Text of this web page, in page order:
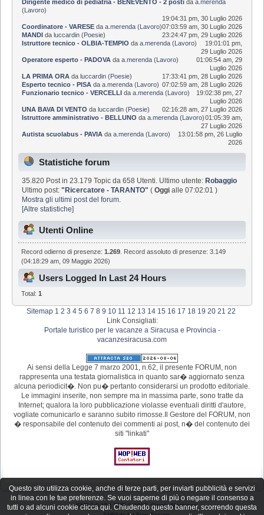
Dirigente medico di pediatria - BENEVENTO - 2 postida a.merenda
(Lavoro)
19:04:31 pm, 30 Luglio 2026
Coordinatore - VARESEda a.merenda(Lavoro)07:03:59 am, 30 Luglio 2026
MANDIda luccardin(Poesie)
23:24:47 pm, 29 Luglio 2026
Istruttore tecnico - OLBIA-TEMPIO da a.merenda(Lavoro)
19:01:01 pm,
29 Luglio 2026
Operatore esperto - PADOVAda a.merenda(Lavoro)
01:06:54 am, 29
Luglio 2026
LA PRIMA ORAda luccardin(Poesie)
17:33:41 pm, 28 Luglio 2026
Esperto tecnico - PISAda a.merenda(Lavoro) 07:02:59 am, 28 Luglio 2026
Funzionario tecnico - VERCELLIda a.merenda(Lavoro)
19:02:38 pm, 27
Luglio 2026
UNA BAVA DI VENTO da luccardin(Poesie)
02:16:28 am, 27 Luglio 2026
Istruttore amministrativo - BELLUNO da a.merenda(Lavoro)01:05:39 am,
27 Luglio 2026
Autista scuolabus - PAVIAda a.merenda(Lavoro)
13:01:58 pm, 26 Luglio
2026
Statistiche forum
35.820 Post in 23.179 Topic da 658 Utenti. Ultimo utente:Robaggio
Ultimo post:"Ricercatore - TARANTO" (Oggi alle 07:02:01 )
Mostra gli ultimi post del forum.
[Altre statistiche]
Utenti Online
Record odierno di presenze:1.269 . Record assoluto di presenze: 3.149
(04:18:29 am, 09 Maggio 2026)
Users Logged In Last 24 Hours
Total:1
Sitemap 1 2 3 4 5 6 7 8 9 10 11 12 13 14 15 16 17 18 19 20 21 22
Link Consigliati:
Portale turistico per le vacanze a Siracusa e Provincia -
vacanzesiracusa.com
Ai sensi della Legge 7 marzo 2001, n.62, il presente FORUM, non
rappresenta una testata giornalistica in quanto sar� aggiornato senza
alcuna periodicit�. Non pu� pertanto considerarsi un prodotto editoriale.
Le immagini inserite, non sempre ma in massima parte, sono tratte da
Internet; qualora la loro pubblicazione violasse eventuali diritti d'autore,
vogliate comunicarlo e saranno subito rimosse.Il Gestore del FORUM, non
� responsabile del contenuto dei commenti ai post, n� del contenuto dei
siti "linkati"
SMF 2.0.15| SMF © 2017, Simple Machines
Questo sito utilizza cookie, anche di terze parti, per inviarti pubblicità e servizi
in linea con le tue preferenze. Se vuoi saperne di più o negare il consenso a
tutti o ad alcuni cookie clicca qui. Chiudendo questo banner, scorrendo questa